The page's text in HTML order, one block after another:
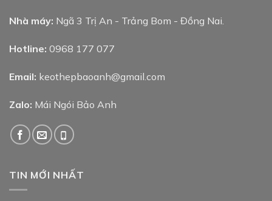
Nhà máy: Ngã 3 Trị An - Trảng Bom - Đồng Nai.
Hotline: 0968 177 077
Email: keothepbaoanh@gmail.com
Zalo: Mái Ngói Bảo Anh
TIN MỚI NHẤT